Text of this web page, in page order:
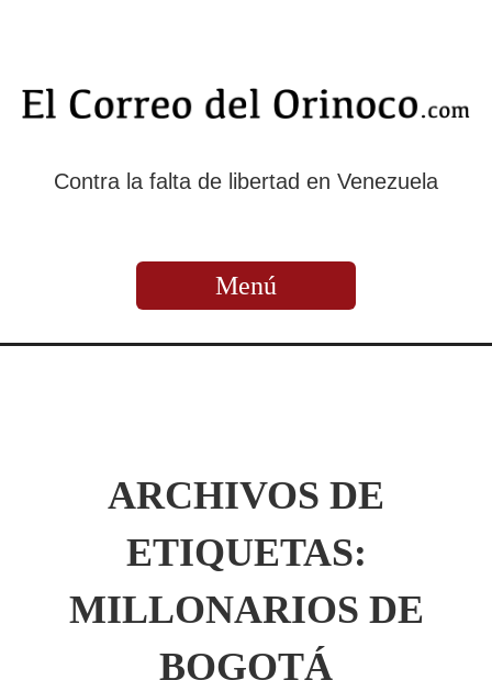
Contra la falta de libertad en Venezuela
Menú
ARCHIVOS DE
ETIQUETAS:
MILLONARIOS DE
BOGOTÁ